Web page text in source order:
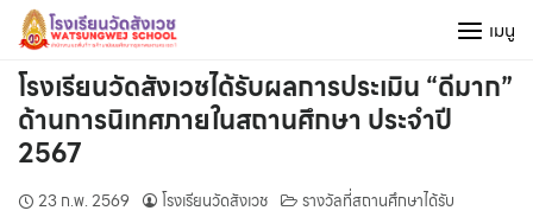
Skip
content
เมนู
โรงเรียนวัดสังเวชได้รับผลการประเมิน “ดีมาก”
ด้านการนิเทศภายในสถานศึกษา ประจำปี
2567
23 ก.พ. 2569 โรงเรียนวัดสังเวช รางวัลที่สถานศึกษาได้รับ